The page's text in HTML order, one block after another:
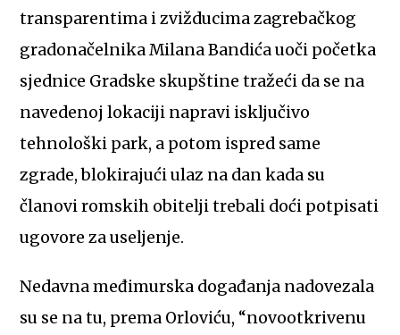
transparentima i zvižducima zagrebačkog
gradonačelnika Milana Bandića uoči početka
sjednice Gradske skupštine tražeći da se na
navedenoj lokaciji napravi isključivo
tehnološki park, a potom ispred same
zgrade, blokirajući ulaz na dan kada su
članovi romskih obitelji trebali doći potpisati
ugovore za useljenje.
Nedavna međimurska događanja nadovezala
su se na tu, prema Orloviću, “novootkrivenu